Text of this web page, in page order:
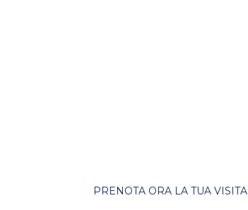
PRENOTA ORA LA TUA VISITA